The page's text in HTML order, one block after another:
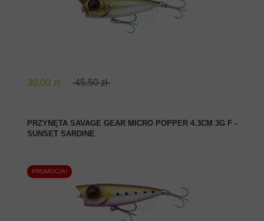
30.00 zł 45.50 zł
PRZYNĘTA SAVAGE GEAR MICRO POPPER 4.3CM 3G F -
SUNSET SARDINE
ZOBACZ PRODUKT
PROMOCJA!